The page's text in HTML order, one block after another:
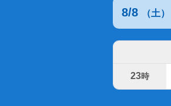
8/8 （土）
23時